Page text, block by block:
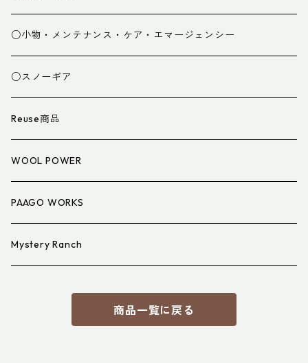
グローブ
スパッツ・ゲイター
衣類小物
アイウェア
寝袋
マット
寝具小物
○小物・メンテナンス・ケア・エマージェンシー
○スノーギア
Reuse商品
WOOL POWER
PAAGO WORKS
Mystery Ranch
商品一覧に戻る